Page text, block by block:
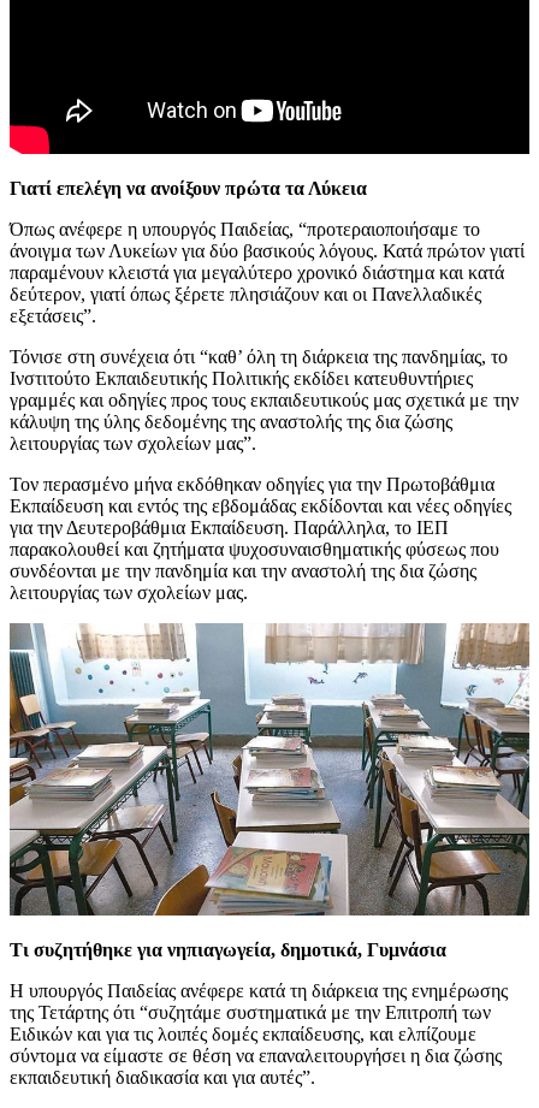
Γιατί επελέγη να ανοίξουν πρώτα τα Λύκεια
Όπως ανέφερε η υπουργός Παιδείας, “προτεραιοποιήσαμε το
άνοιγμα των Λυκείων για δύο βασικούς λόγους. Κατά πρώτον γιατί
παραμένουν κλειστά για μεγαλύτερο χρονικό διάστημα και κατά
δεύτερον, γιατί όπως ξέρετε πλησιάζουν και οι Πανελλαδικές
εξετάσεις”.
Τόνισε στη συνέχεια ότι “καθ’ όλη τη διάρκεια της πανδημίας, το
Ινστιτούτο Εκπαιδευτικής Πολιτικής εκδίδει κατευθυντήριες
γραμμές και οδηγίες προς τους εκπαιδευτικούς μας σχετικά με την
κάλυψη της ύλης δεδομένης της αναστολής της δια ζώσης
λειτουργίας των σχολείων μας”.
Τον περασμένο μήνα εκδόθηκαν οδηγίες για την Πρωτοβάθμια
Εκπαίδευση και εντός της εβδομάδας εκδίδονται και νέες οδηγίες
για την Δευτεροβάθμια Εκπαίδευση. Παράλληλα, το ΙΕΠ
παρακολουθεί και ζητήματα ψυχοσυναισθηματικής φύσεως που
συνδέονται με την πανδημία και την αναστολή της δια ζώσης
λειτουργίας των σχολείων μας.
Τι συζητήθηκε για νηπιαγωγεία, δημοτικά, Γυμνάσια
Η υπουργός Παιδείας ανέφερε κατά τη διάρκεια της ενημέρωσης
της Τετάρτης ότι “συζητάμε συστηματικά με την Επιτροπή των
Ειδικών και για τις λοιπές δομές εκπαίδευσης, και ελπίζουμε
σύντομα να είμαστε σε θέση να επαναλειτουργήσει η δια ζώσης
εκπαιδευτική διαδικασία και για αυτές”.